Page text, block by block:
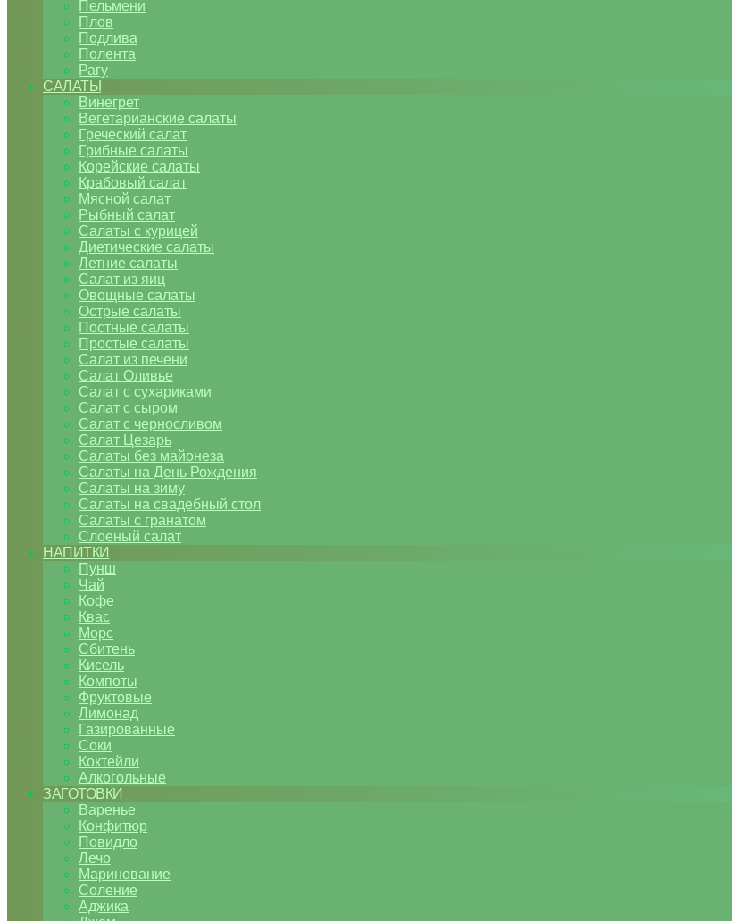
Пельмени
Плов
Подлива
Полента
Рагу
САЛАТЫ
Винегрет
Вегетарианские салаты
Греческий салат
Грибные салаты
Корейские салаты
Крабовый салат
Мясной салат
Рыбный салат
Салаты с курицей
Диетические салаты
Летние салаты
Салат из яиц
Овощные салаты
Острые салаты
Постные салаты
Простые салаты
Салат из печени
Салат Оливье
Салат с сухариками
Салат с сыром
Салат с черносливом
Салат Цезарь
Салаты без майонеза
Салаты на День Рождения
Салаты на зиму
Салаты на свадебный стол
Салаты с гранатом
Слоеный салат
НАПИТКИ
Пунш
Чай
Кофе
Квас
Морс
Сбитень
Кисель
Компоты
Фруктовые
Лимонад
Газированные
Соки
Коктейли
Алкогольные
ЗАГОТОВКИ
Варенье
Конфитюр
Повидло
Лечо
Маринование
Соление
Аджика